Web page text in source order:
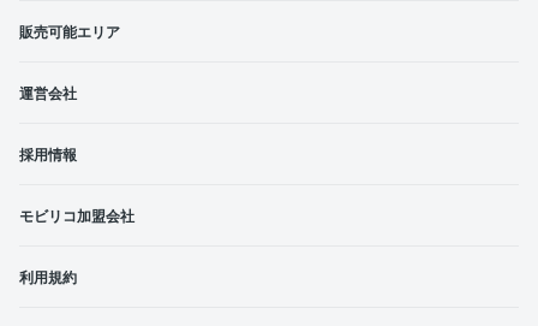
販売可能エリア
運営会社
採用情報
モビリコ加盟会社
利用規約